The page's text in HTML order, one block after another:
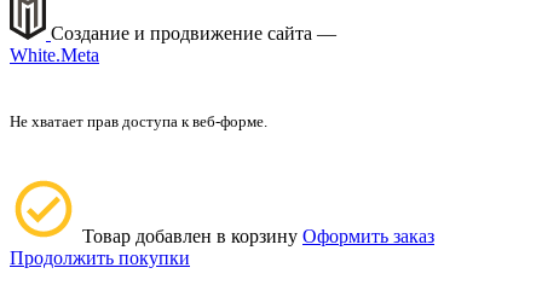
Создание и продвижение сайта —
White.Meta
Не хватает прав доступа к веб-форме.
Товар добавлен в корзину Оформить заказ
Продолжить покупки